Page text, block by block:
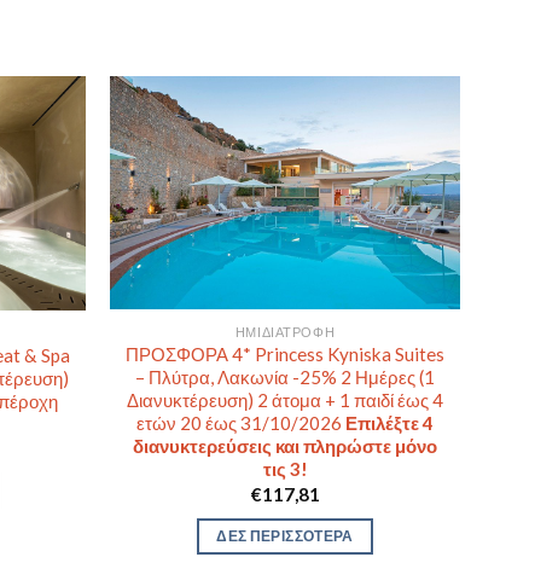
& Spa
ΗΜΙΔΙΑΤΡΟΦΉ
ΠΡΟΣΦΟΡΑ 4* Princess Kyniska Suites
– Πλύτρα, Λακωνία -25% 2 Ημέρες (1
Διανυκτέρευση) 2 άτομα + 1 παιδί έως 4
ετών 20 έως 31/10/2026 Επιλέξτε 4
διανυκτερεύσεις και πληρώστε μόνο
τις 3!
€117,81
ΔΕΣ ΠΕΡΙΣΣΟΤΕΡΑ